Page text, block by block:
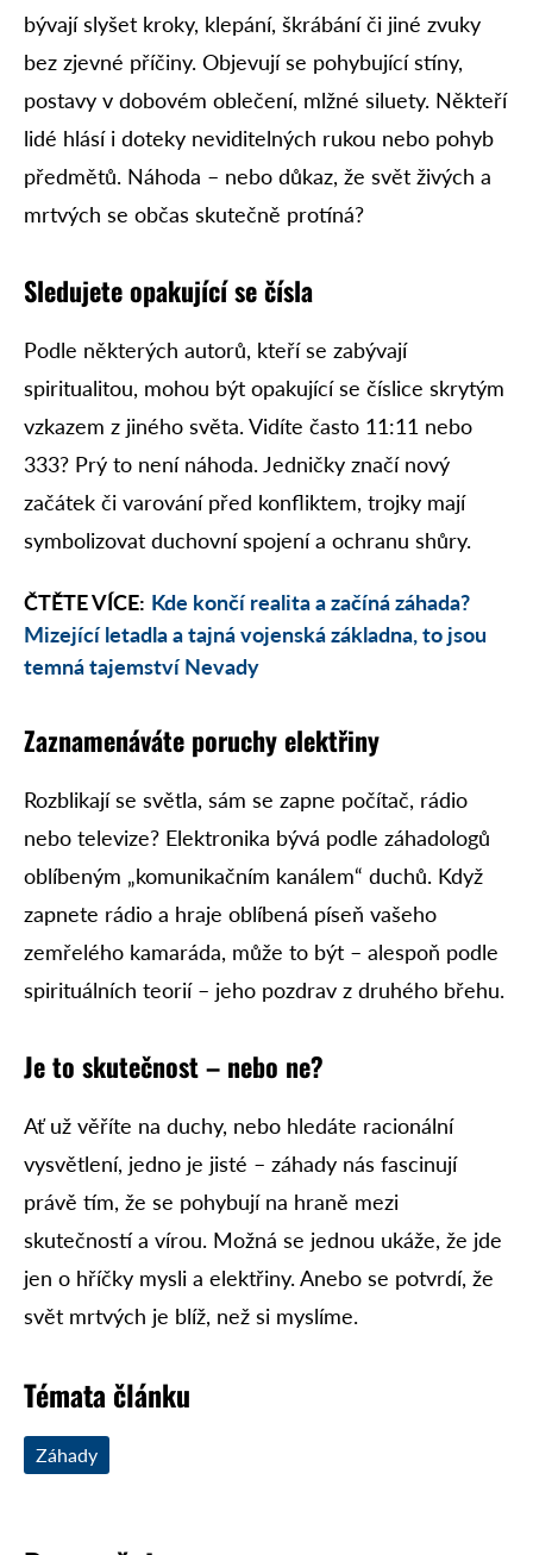
bývají slyšet kroky, klepání, škrábání či jiné zvuky
bez zjevné příčiny. Objevují se pohybující stíny,
postavy v dobovém oblečení, mlžné siluety. Někteří
lidé hlásí i doteky neviditelných rukou nebo pohyb
předmětů. Náhoda – nebo důkaz, že svět živých a
mrtvých se občas skutečně protíná?
Sledujete opakující se čísla
Podle některých autorů, kteří se zabývají
spiritualitou, mohou být opakující se číslice skrytým
vzkazem z jiného světa. Vidíte často 11:11 nebo
333? Prý to není náhoda. Jedničky značí nový
začátek či varování před konfliktem, trojky mají
symbolizovat duchovní spojení a ochranu shůry.
ČTĚTE VÍCE: Kde končí realita a začíná záhada?
Mizející letadla a tajná vojenská základna, to jsou
temná tajemství Nevady
Zaznamenáváte poruchy elektřiny
Rozblikají se světla, sám se zapne počítač, rádio
nebo televize? Elektronika bývá podle záhadologů
oblíbeným „komunikačním kanálem“ duchů. Když
zapnete rádio a hraje oblíbená píseň vašeho
zemřelého kamaráda, může to být – alespoň podle
spirituálních teorií – jeho pozdrav z druhého břehu.
Je to skutečnost – nebo ne?
Ať už věříte na duchy, nebo hledáte racionální
vysvětlení, jedno je jisté – záhady nás fascinují
právě tím, že se pohybují na hraně mezi
skutečností a vírou. Možná se jednou ukáže, že jde
jen o hříčky mysli a elektřiny. Anebo se potvrdí, že
svět mrtvých je blíž, než si myslíme.
Témata článku
Záhady